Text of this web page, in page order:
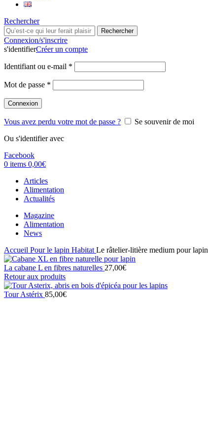
Rechercher
Rechercher
Connexion/s'inscrire
s'identifierCréer un compte
Identifiant ou e-mail *
Mot de passe *
Connexion
Vous avez perdu votre mot de passe ?
Se souvenir de moi
Ou s'identifier avec
Facebook
0 items 0,00€
Articles
Alimentation
Actualités
Magazine
Alimentation
News
Accueil Pour le lapin Habitat Le râtelier-litière medium pour lapin
La cabane L en fibres naturelles 27,00€
Retour aux produits
Tour Astérix 85,00€